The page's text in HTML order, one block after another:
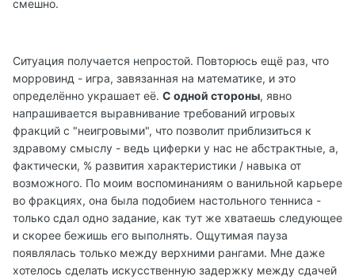
смешно.
Ситуация получается непростой. Повторюсь ещё раз, что
морровинд - игра, завязанная на математике, и это
определённо украшает её. С одной стороны, явно
напрашивается выравнивание требований игровых
фракций с "неигровыми", что позволит приблизиться к
здравому смыслу - ведь циферки у нас не абстрактные, а,
фактически, % развития характеристики / навыка от
возможного. По моим воспоминаниям о ванильной карьере
во фракциях, она была подобием настольного тенниса -
только сдал одно задание, как тут же хватаешь следующее
и скорее бежишь его выполнять. Ощутимая пауза
появлялась только между верхними рангами. Мне даже
хотелось сделать искусственную задержку между сдачей